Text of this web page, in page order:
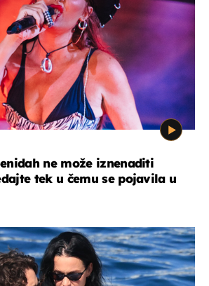
ne može iznenaditi
tek u čemu se pojavila u